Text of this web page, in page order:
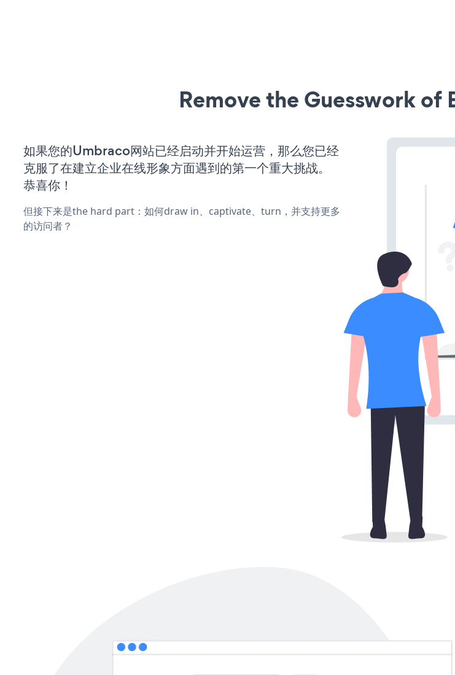
Remove the Guesswork of
如果您的Umbraco网站已经启动并开始运营，那么您已经
克服了在建立企业在线形象方面遇到的第一个重大挑战。
恭喜你！
但接下来是the hard part：如何draw in、captivate、turn，并支持更多
的访问者？